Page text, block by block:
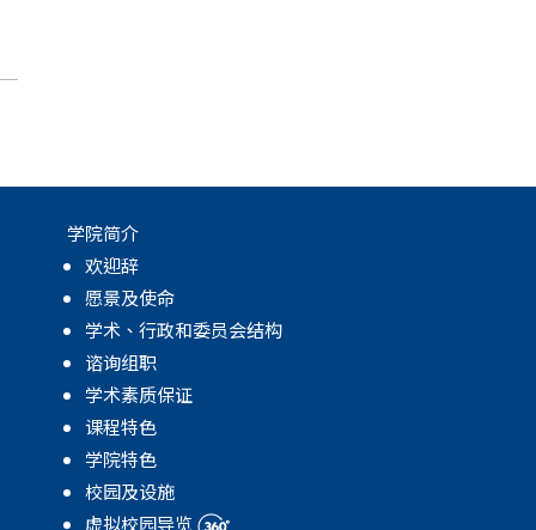
学院简介
欢迎辞
愿景及使命
学术、行政和委员会结构
谘询组职
学术素质保证
课程特色
学院特色
校园及设施
虚拟校园导览